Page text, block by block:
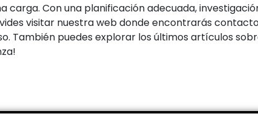
carga. Con una planificación adecuada,
visitar nuestra web donde encontrarás
También puedes explorar los últimos artículos